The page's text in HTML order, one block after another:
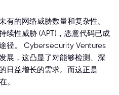
有的网络威胁数量和复杂性。
续性威胁 (APT)，恶意代码已成
径。 Cybersecurity Ventures
展，这凸显了对能够检测、深
日益增长的需求。而这正是
。